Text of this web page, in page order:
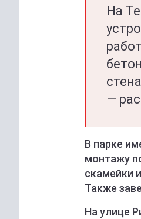
На
—
В парке
монтажу
скамейки
Также
На улице